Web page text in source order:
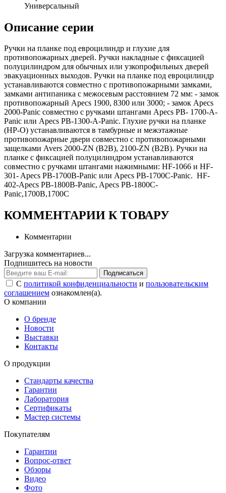
Универсальный
Описание серии
Ручки на планке под евроцилиндр и глухие для
противопожарных дверей. Ручки накладные с фиксацией
полуцилиндром для обычных или узкопрофильных дверей
эвакуационных выходов. Ручки на планке под евроцилиндр
устанавливаются совместно с противопожарными замками,
замками антипаника с межосевым расстоянием 72 мм: - замок
противопожарный Apecs 1900, 8300 или 3000; - замок Apecs
2000-Panic совместно с ручками штангами Apecs PB- 1700-A-
Panic или Apecs PB-1300-A-Panic. Глухие ручки на планке
(HP-O) устанавливаются в тамбурные и межэтажные
противопожарные двери совместно с противопожарными
защелками Avers 2000-ZN (B2B), 2100-ZN (B2B). Ручки на
планке с фиксацией полуцилиндром устанавливаются
совместно с ручками штангами нажимными: HF-1066 и HF-
301- Apecs PB-1700B-Panic или Apecs PB-1700C-Panic. HF-
402-Apecs PB-1800B-Panic, Apecs PB-1800C-
Panic,1700В,1700С
КОММЕНТАРИИ К ТОВАРУ
Комментарии
Загрузка комментариев...
Подпишитесь на новости
Подписаться
С политикой конфиденциальности и пользовательским
соглашением ознакомлен(а).
О компании
О бренде
Новости
Выставки
Контакты
О продукции
Стандарты качества
Гарантии
Лаборатория
Сертификаты
Мастер системы
Покупателям
Гарантии
Вопрос-ответ
Обзоры
Видео
Фото